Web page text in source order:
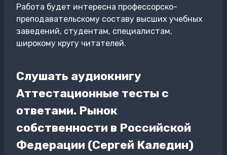
Работа будет интересна профессорско-
преподавательскому составу высших учебных
заведений, студентам, специалистам,
широкому кругу читателей.
Слушать аудиокнигу
Аттестационные тесты с
ответами. Рынок
собственности в Российской
Федерации (Сергей Каледин)